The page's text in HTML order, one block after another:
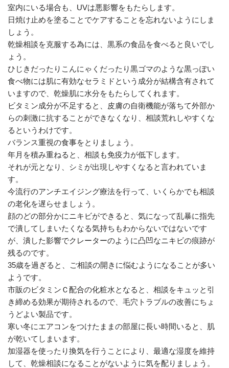
室内にいる場合も、UVは悪影響をもたらします。
日焼け止めを塗ることでケアすることを忘れないようにしま
しょう。
乾燥相談を克服する為には、黒系の食品を食べると良いでし
ょう。
ひじきだったりこんにゃくだったり黒ゴマのような黒っぽい
食べ物には肌に有効なセラミドという成分が結構含有されて
いますので、乾燥肌に水分をもたらしてくれます。
ビタミン成分が不足すると、皮膚の自衛機能が落ちて外部か
らの刺激に抗することができなくなり、相談荒れしやすくな
るというわけです。
バランス重視の食事をとりましょう。
年月を積み重ねると、相談も免疫力が低下します。
それが元となり、シミが出現しやすくなると言われていま
す。
今流行のアンチエイジング療法を行って、いくらかでも相談
の老化を遅らせましょう。
顔のどの部分かにニキビができると、気になって乱暴に指先
で潰してしまいたくなる気持ちもわからないではないです
が、潰した影響でクレーターのように凸凹なニキビの痕跡が
残るのです。
35歳を過ぎると、ご相談の開きに悩むようになることが多い
ようです。
市販のビタミンＣ配合の化粧水となると、相談をキュッと引
き締める効果が期待されるので、毛穴トラブルの改善にちょ
うどよい製品です。
寒い冬にエアコンをつけたままの部屋に長い時間いると、肌
が乾いてしまいます。
加湿器を使ったり換気を行うことにより、最適な湿度を維持
して、乾燥相談になることがないように気を配りましょう。